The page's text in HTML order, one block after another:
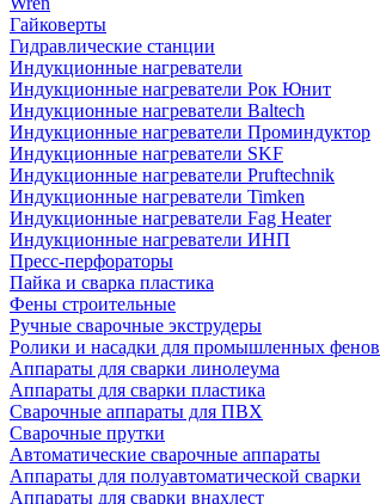
Гайковерты
Гидравлические станции
Индукционные нагреватели
Индукционные нагреватели Рок Юнит
Индукционные нагреватели Baltech
Индукционные нагреватели Проминдуктор
Индукционные нагреватели SKF
Индукционные нагреватели Pruftechnik
Индукционные нагреватели Timken
Индукционные нагреватели Fag Heater
Индукционные нагреватели ИНП
Пресс-перфораторы
Пайка и сварка пластика
Фены строительные
Ручные сварочные экструдеры
Ролики и насадки для промышленных фенов
Аппараты для сварки линолеума
Аппараты для сварки пластика
Сварочные аппараты для ПВХ
Сварочные прутки
Автоматические сварочные аппараты
Аппараты для полуавтоматической сварки
Аппараты для сварки внахлест